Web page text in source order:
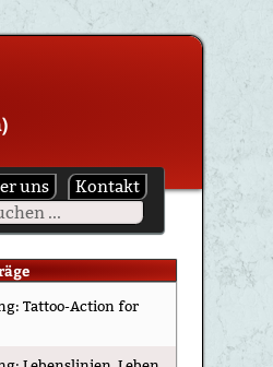
uns Kontakt
Tattoo-Action for